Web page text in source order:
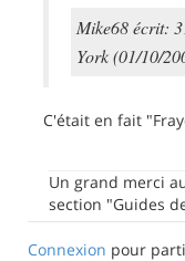
Mike68 écrit:
York (01/10/
C'était en fait
Un grand merci
section "Guides
Connexion pour